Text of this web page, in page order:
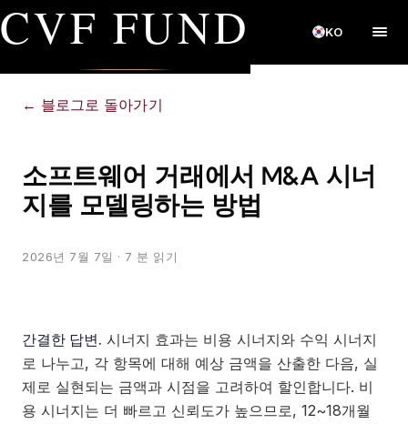
CVF FUND KO
← 블로그로 돌아가기
소프트웨어 거래에서 M&A 시너
지를 모델링하는 방법
2026년 7월 7일 · 7 분 읽기
간결한 답변. 시너지 효과는 비용 시너지와 수익 시너지
로 나누고, 각 항목에 대해 예상 금액을 산출한 다음, 실
제로 실현되는 금액과 시점을 고려하여 할인합니다. 비
용 시너지는 더 빠르고 신뢰도가 높으므로, 12~18개월